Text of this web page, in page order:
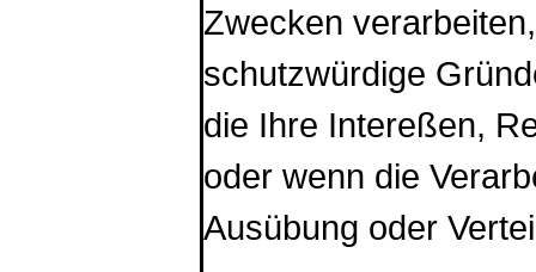
Zwecken
schutzwürdige
die Ihre Intereßen,
oder wenn die
Ausübung oder